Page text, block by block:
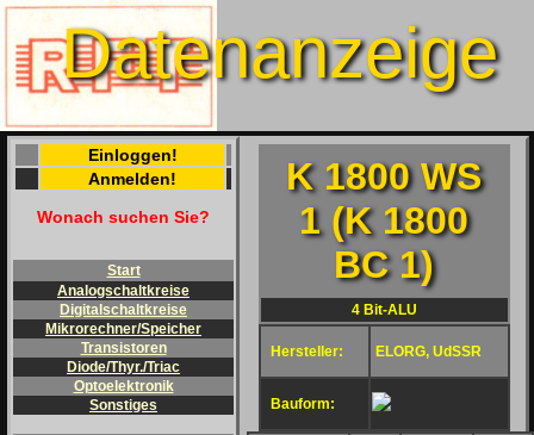
Datenanzeige
Einloggen!
Anmelden!
Wonach suchen Sie?
Start
Analogschaltkreise
Digitalschaltkreise
Mikrorechner/Speicher
Transistoren
Diode/Thyr./Triac
Optoelektronik
Sonstiges
K 1800 WS
1 (K 1800
BC 1)
4 Bit-ALU
Hersteller: ELORG, UdSSR
Bauform: